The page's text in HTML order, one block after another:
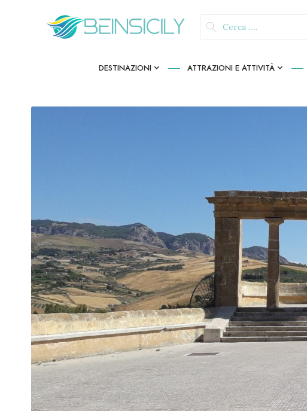
DESTINAZIONI ATTRAZIONI E ATTIVITÀ